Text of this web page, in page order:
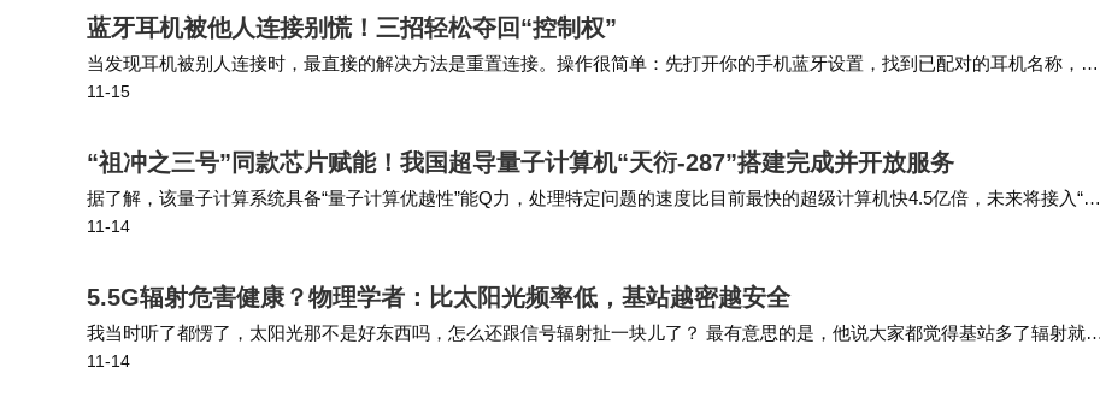
蓝牙耳机被他人连接别慌！三招轻松夺回“控制权”
当发现耳机被别人连接时，最直接的解决方法是重置连接。操作很简单：先打开你的手机蓝牙设置，找到已配对的耳机名称，选
择“忽略此设备”或“取消配对”。最后，在手机蓝牙列表中找到你的耳机并重新点击连接即可。这个操作…
11-15
“祖冲之三号”同款芯片赋能！我国超导量子计算机“天衍-287”搭建完成并开放服务
据了解，该量子计算系统具备“量子计算优越性”能Q力，处理特定问题的速度比目前最快的超级计算机快4.5亿倍，未来将接入“天
衍”量子计算云平台并首次面向全球开放应用服务，这也将是我国首个具备“量子计算优越性”的量…
11-14
5.5G辐射危害健康？物理学者：比太阳光频率低，基站越密越安全
我当时听了都愣了，太阳光那不是好东西吗，怎么还跟信号辐射扯一块儿了？ 最有意思的是，他说大家都觉得基站多了辐射就
大，这完全是搞反了。之前吵得最凶的那个阿姨，现在天天用5.5G跟外地的孙子视频，还跟邻居说这新基…
11-14